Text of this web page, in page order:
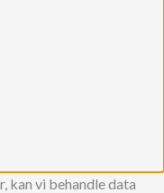
kan vi behandle data